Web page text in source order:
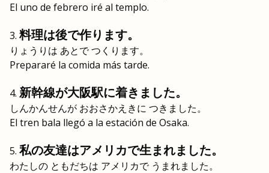
El uno de febrero iré al templo.
料理は後で作ります。
りょうりは あとで つくります。
Prepararé la comida más tarde.
新幹線が大阪駅に着きました。
しんかんせんが おおさかえきに つきました。
El tren bala llegó a la estación de Osaka.
私の友達はアメリカで生まれました。
わたしの ともだちは アメリカで うまれました。